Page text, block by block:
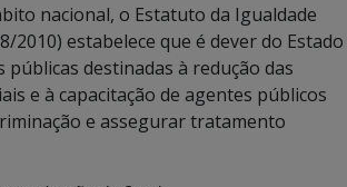
nacional, o Estatuto da Igualdade
2010) estabelece que é dever do Estado
destinadas à redução das
e à capacitação de agentes públicos
e assegurar tratamento